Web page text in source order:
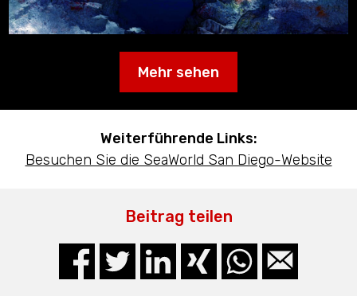
Mehr sehen
Weiterführende Links:
Besuchen Sie die SeaWorld San Diego-Website
Beitrag teilen